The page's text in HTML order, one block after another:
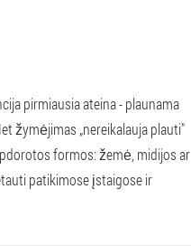
pirmiausia ateina - plaunama
žymėjimas „nereikalauja plauti"
formos: žemė, midijos ar
patikimose įstaigose ir